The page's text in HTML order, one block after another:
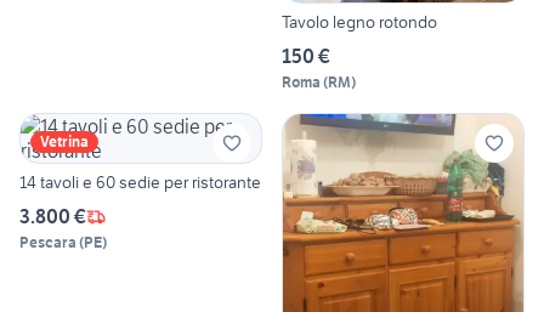
Tavolo legno rotondo
150 €
Roma (RM)
Vetrina
14 tavoli e 60 sedie per ristorante
3.800 €
Pescara (PE)